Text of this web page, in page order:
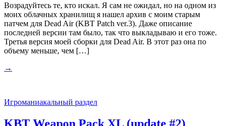
Возрадуйтесь те, кто искал. Я сам не ожидал, но на одном из
моих облачных хранилищ я нашел архив с моим старым
патчем для Dead Air (KBT Patch ver.3). Даже описание
последней версии там было, так что выкладываю и его тоже.
Третья версия моей сборки для Dead Air. В этот раз она по
объему меньше, чем […]
→
Игроманиакальный раздел
KBT Weapon Pack XL (update #2)